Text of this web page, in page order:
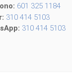
601 325 1184
310 414 5103
310 414 5103